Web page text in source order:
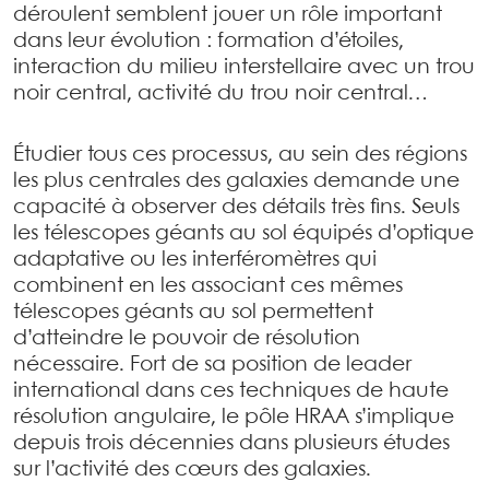
déroulent semblent jouer un rôle important
dans leur évolution : formation d’étoiles,
interaction du milieu interstellaire avec un trou
noir central, activité du trou noir central…
Étudier tous ces processus, au sein des régions
les plus centrales des galaxies demande une
capacité à observer des détails très fins. Seuls
les télescopes géants au sol équipés d’optique
adaptative ou les interféromètres qui
combinent en les associant ces mêmes
télescopes géants au sol permettent
d’atteindre le pouvoir de résolution
nécessaire. Fort de sa position de leader
international dans ces techniques de haute
résolution angulaire, le pôle HRAA s’implique
depuis trois décennies dans plusieurs études
sur l’activité des cœurs des galaxies.